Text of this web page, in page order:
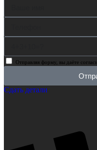
Сдать детали
Отправляя форму, вы даёте